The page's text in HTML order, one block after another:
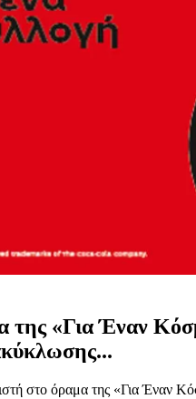
«Για Έναν
όραμα της «Για Έναν